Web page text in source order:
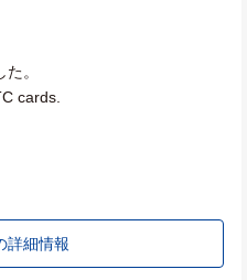
。
cards.
詳細情報